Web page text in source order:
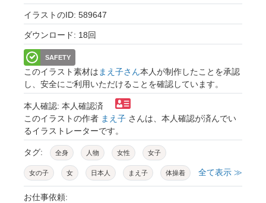
イラストのID: 589647
ダウンロード: 18回
SAFETY
このイラスト素材は まえ子さん本人が制作したことを承認
し、安全にご利用いただけることを確認しています。
本人確認: 本人確認済
このイラストの作者 まえ子 さんは、本人確認が済んでい
るイラストレーターです。
タグ: 全身 人物 女性 女子
女の子 女 日本人 まえ子 体操着
運動着
全て表示 ≫
お仕事依頼: